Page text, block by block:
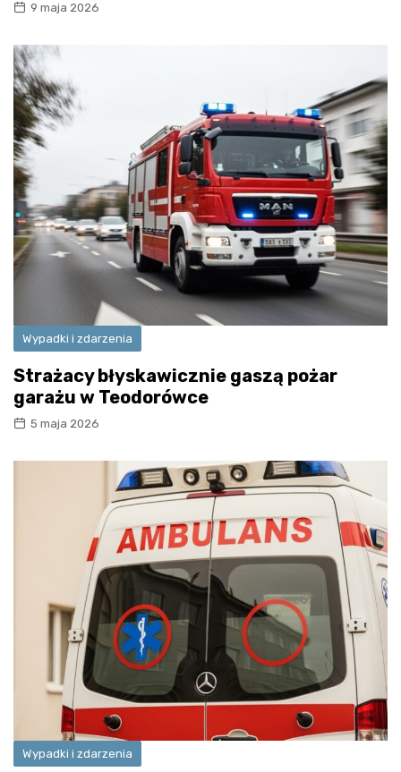
9 maja 2026
Wypadki i zdarzenia
Strażacy błyskawicznie gaszą pożar
garażu w Teodorówce
5 maja 2026
Wypadki i zdarzenia